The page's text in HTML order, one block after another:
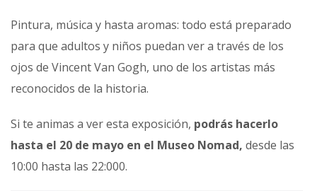
Pintura, música y hasta aromas: todo está preparado
para que adultos y niños puedan ver a través de los
ojos de Vincent Van Gogh, uno de los artistas más
reconocidos de la historia.
Si te animas a ver esta exposición, podrás hacerlo
hasta el 20 de mayo en el Museo Nomad, desde las
10:00 hasta las 22:000.